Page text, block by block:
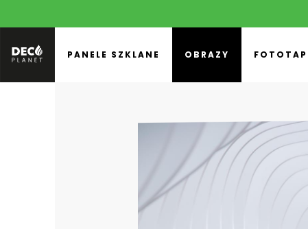
PANELE SZKLANE OBRAZY